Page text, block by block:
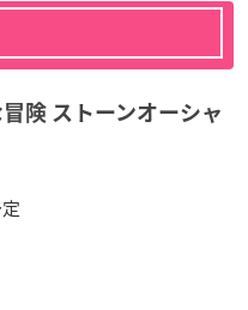
険 ストーンオーシャ